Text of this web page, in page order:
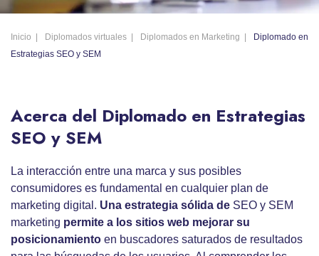
Inicio Diplomados virtuales Diplomados en Marketing
Diplomado en
Estrategias SEO y SEM
Acerca del Diplomado en Estrategias
SEO y SEM
La interacción entre una marca y sus posibles
consumidores es fundamental en cualquier plan de
marketing digital. Una estrategia sólida de SEO y SEM
marketing permite a los sitios web mejorar su
posicionamiento en buscadores saturados de resultados